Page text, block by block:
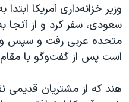
صفحه‌های ویژه
سفر پرزیدنت ترامپ به چین
وزیر خزانه‌داری آمریکا
سعودی، سفر کرد و از آنجا
متحده عربی رفت و سپس
است پس از گفت‌وگو با
هند که از مشتریان قدیمی